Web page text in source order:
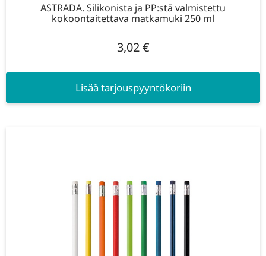
ASTRADA. Silikonista ja PP:stä valmistettu
kokoontaitettava matkamuki 250 ml
3,02€
Lisää tarjouspyyntökoriin